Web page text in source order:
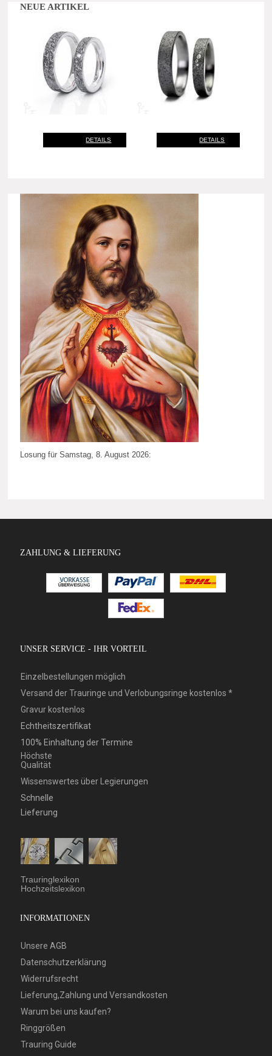
NEUE ARTIKEL
DETAILS DETAILS
Losung für Samstag, 8. August 2026:
ZAHLUNG & LIEFERUNG
UNSER SERVICE - IHR VORTEIL
Einzelbestellungen möglich
Versand der Trauringe und Verlobungsringe kostenlos *
Gravur kostenlos
Echtheitszertifikat
100% Einhaltung der Termine
Höchste
Qualität
Wissenswertes über Legierungen
Schnelle
Lieferung
Trauringlexikon
Hochzeitslexikon
INFORMATIONEN
Unsere AGB
Datenschutzerklärung
Widerrufsrecht
Lieferung,Zahlung und Versandkosten
Warum bei uns kaufen?
Ringgrößen
Trauring Guide